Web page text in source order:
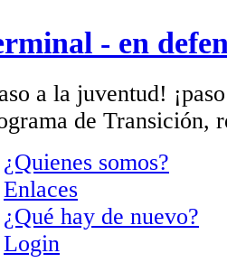
- en
a la juventud!
de Transición,
¿Quienes somos?
Enlaces
¿Qué hay de nuevo?
Login